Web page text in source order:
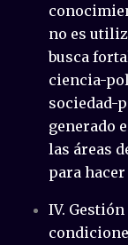
no es
busca
ciencia-
sociedad-
generado
las áreas
para
IV.